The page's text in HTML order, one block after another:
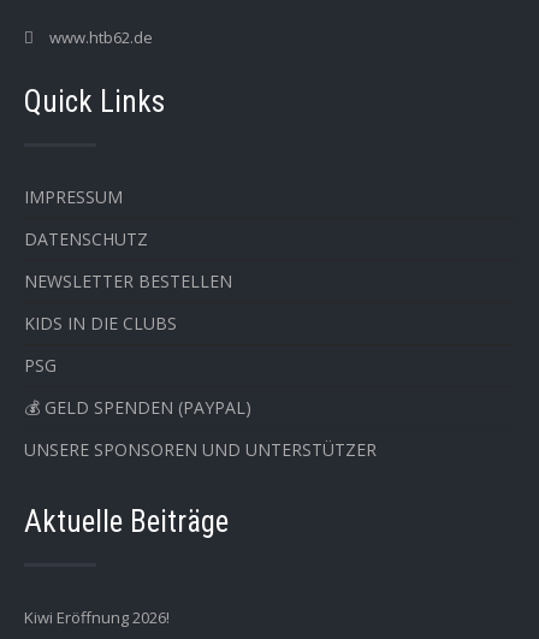
www.htb62.de
Quick Links
IMPRESSUM
DATENSCHUTZ
NEWSLETTER BESTELLEN
KIDS IN DIE CLUBS
PSG
💰 GELD SPENDEN (PAYPAL)
UNSERE SPONSOREN UND UNTERSTÜTZER
Aktuelle Beiträge
Kiwi Eröffnung 2026!